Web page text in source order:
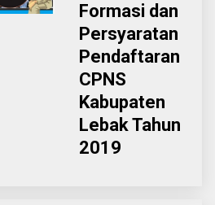
Formasi dan
Persyaratan
Pendaftaran
CPNS
Kabupaten
Lebak Tahun
2019